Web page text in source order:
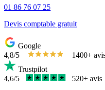
01 86 76 07 25
Devis comptable gratuit
Google
4,8/5
1400+
Trustpilot
4,6/5
520+ avis